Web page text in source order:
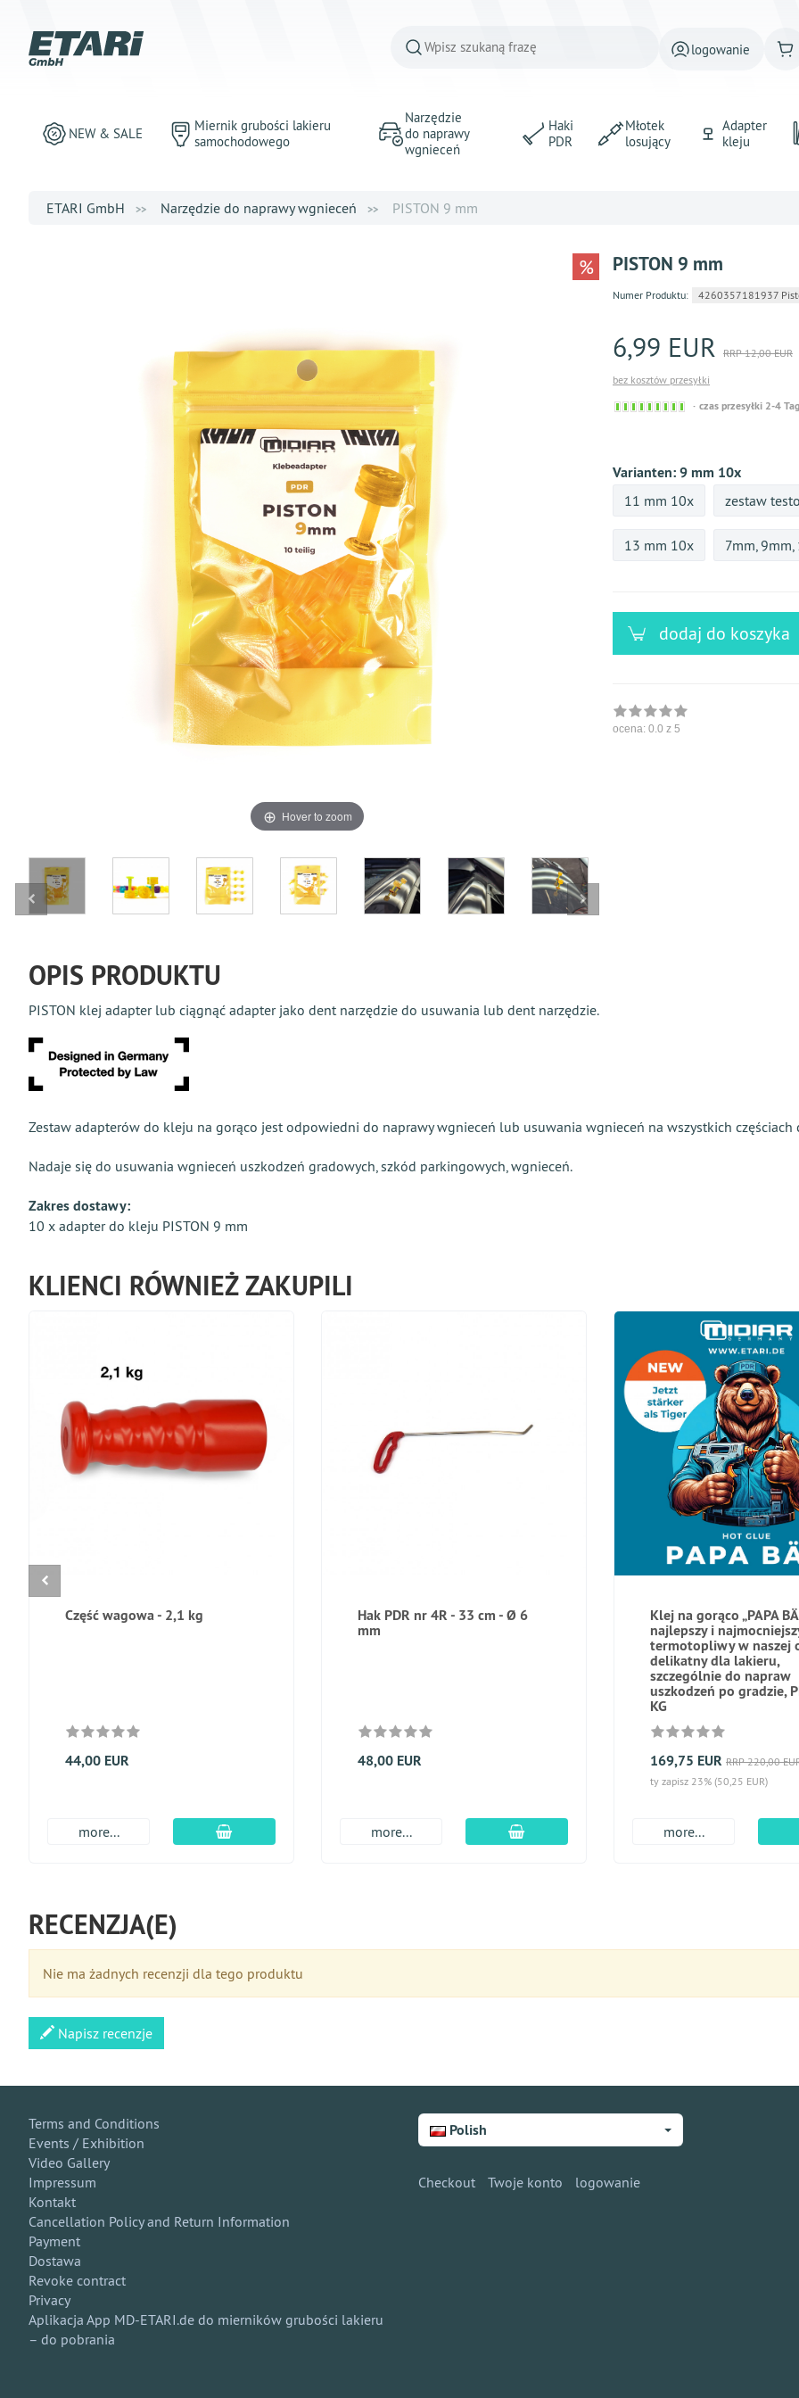
logowanie
NEW & SALE
Miernik grubości lakieru
samochodowego
Narzędzie
do naprawy
wgnieceń
Haki
PDR
Młotek
losujący
Adapter
kleju
ETARI GmbH Narzędzie do naprawy wgnieceń PISTON 9 mm
Hover to zoom
% PISTON 9 mm
Numer Produktu: 4260357181937
6,99 EUR RRP 12,00 EUR
bez kosztów przesyłki
Sofort
czas przesyłki 2-4
Varianten:9 mm 10x
11 mm 10x zestaw
13 mm 10x 7mm,
dodaj do koszyka
ocena: 0.0 z 5
OPIS PRODUKTU
PISTON klej adapter lub ciągnąć adapter jako dent narzędzie do usuwania lub dent narzędzie.
Zestaw adapterów do kleju na gorąco jest odpowiedni do naprawy wgnieceń lub usuwania wgnieceń na wszystkich częściach
Nadaje się do usuwania wgnieceń uszkodzeń gradowych, szkód parkingowych, wgnieceń.
Zakres dostawy:
10 x adapter do kleju PISTON 9 mm
KLIENCI RÓWNIEŻ ZAKUPILI
Część wagowa - 2,1 kg
44,00 EUR
more... dodaj do koszyka
Hak PDR nr 4R - 33 cm - Ø 6
mm
48,00 EUR
more... dodaj do koszyka
Klej na gorąco „PAPA
najlepszy i
termotopliwy w naszej
delikatny dla lakieru,
szczególnie do napraw
uszkodzeń po gradzie,
KG
169,75 EUR RRP 220,00
ty zapisz 23% (50,25 EUR)
more...
RECENZJA(E)
Nie ma żadnych recenzji dla tego produktu
Napisz recenzje
Terms and Conditions
Events / Exhibition
Video Gallery
Impressum
Kontakt
Cancellation Policy and Return Information
Payment
Dostawa
Revoke contract
Privacy
Aplikacja App MD-ETARI.de do mierników grubości lakieru
– do pobrania
Polish
Checkout Twoje konto logowanie